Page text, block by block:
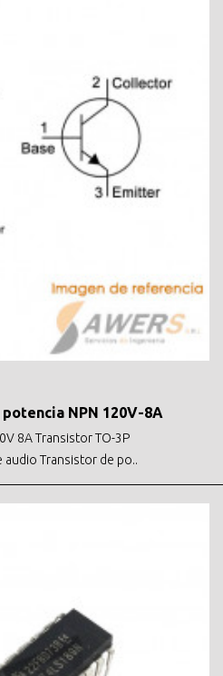
NPN 120V-8A
8A Transistor TO-3P
Transistor de po..